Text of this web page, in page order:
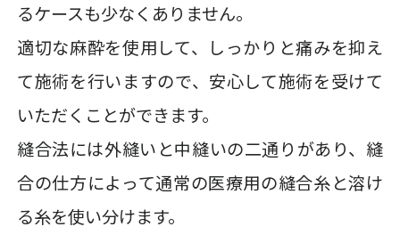
るケースも少なくありません。
適切な麻酔を使用して、しっかりと痛みを抑え
て施術を行いますので、安心して施術を受けて
いただくことができます。
縫合法には外縫いと中縫いの二通りがあり、縫
合の仕方によって通常の医療用の縫合糸と溶け
る糸を使い分けます。